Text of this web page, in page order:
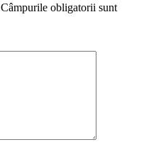
Câmpurile obligatorii sunt